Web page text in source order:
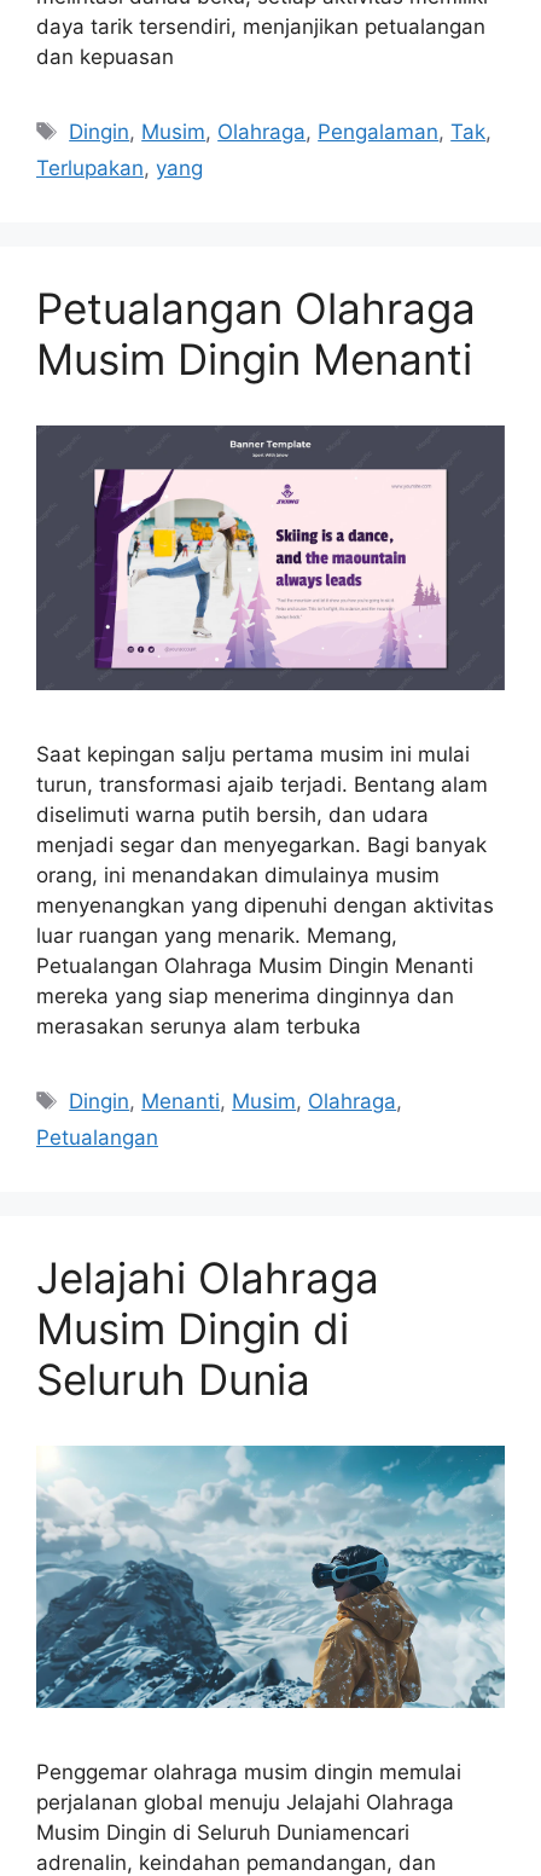
daya tarik tersendiri, menjanjikan petualangan
dan kepuasan
Tags
Dingin, Musim, Olahraga, Pengalaman,Tak,
Terlupakan, yang
Petualangan Olahraga
Musim Dingin Menanti
Saat kepingan salju pertama musim ini mulai
turun, transformasi ajaib terjadi. Bentang alam
diselimuti warna putih bersih, dan udara
menjadi segar dan menyegarkan. Bagi banyak
orang, ini menandakan dimulainya musim
menyenangkan yang dipenuhi dengan aktivitas
luar ruangan yang menarik. Memang,
Petualangan Olahraga Musim Dingin Menanti
mereka yang siap menerima dinginnya dan
merasakan serunya alam terbuka
Tags
Dingin, Menanti, Musim, Olahraga,
Petualangan
Jelajahi Olahraga
Musim Dingin di
Seluruh Dunia
Penggemar olahraga musim dingin memulai
perjalanan global menuju Jelajahi Olahraga
Musim Dingin di Seluruh Duniamencari
adrenalin, keindahan pemandangan, dan